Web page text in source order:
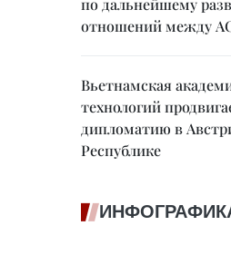
по дальнейшему
отношений между
Вьетнамская
технологий
дипломатию в
Республике